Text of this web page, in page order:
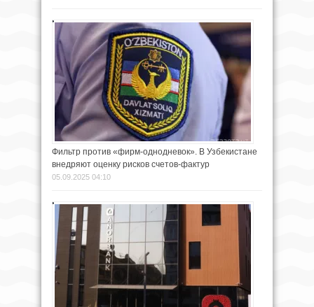
Фильтр против «фирм-однодневок». В Узбекистане
внедряют оценку рисков счетов-фактур
05.09.2025 04:10